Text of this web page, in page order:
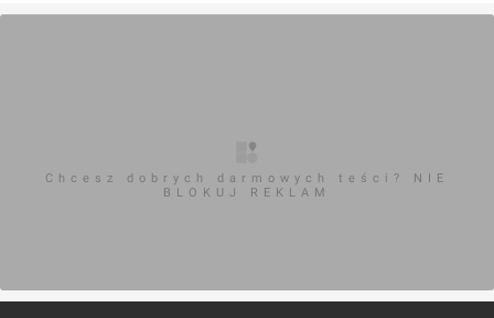
Chcesz dobrych darmowych teści? NIE
BLOKUJ REKLAM